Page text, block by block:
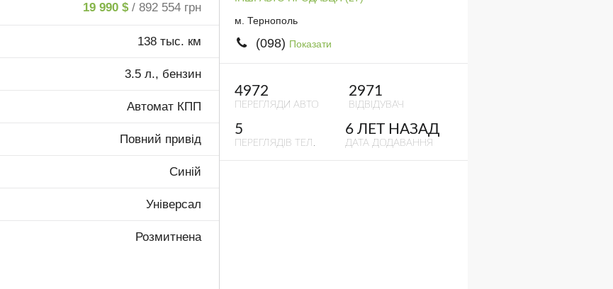
19 990 $ / 892 554 грн
138 тыс. км
3.5 л., бензин
Автомат КПП
Повний привід
Синій
Універсал
Розмитнена
м. Тернополь
(098) Показати
4972
ПЕРЕГЛЯДИ АВТО
2971
ВІДВІДУВАЧ
5
ПЕРЕГЛЯДІВ ТЕЛ.
6 ЛЕТ НАЗАД
ДАТА ДОДАВАННЯ